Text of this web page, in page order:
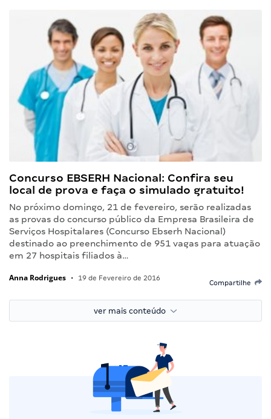
Concurso EBSERH Nacional: Confira seu
local de prova e faça o simulado gratuito!
No próximo domingo, 21 de fevereiro, serão realizadas
as provas do concurso público da Empresa Brasileira de
Serviços Hospitalares (Concurso Ebserh Nacional)
destinado ao preenchimento de 951 vagas para atuação
em 27 hospitais filiados à…
Anna Rodrigues • 19 de Fevereiro de 2016
Compartilhe
ver mais conteúdo